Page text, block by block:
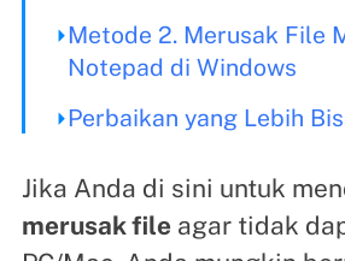
Metode 2. Merusak File
Notepad di Windows
Perbaikan yang Lebih
Jika Anda di sini untuk
merusak file agar tidak